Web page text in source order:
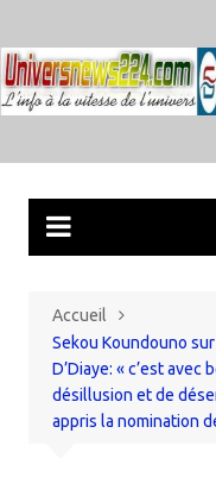
au
contenu
Accueil
Sekou Koundouno
D’Diaye: « c’est avec
désillusion et de
appris la nomination